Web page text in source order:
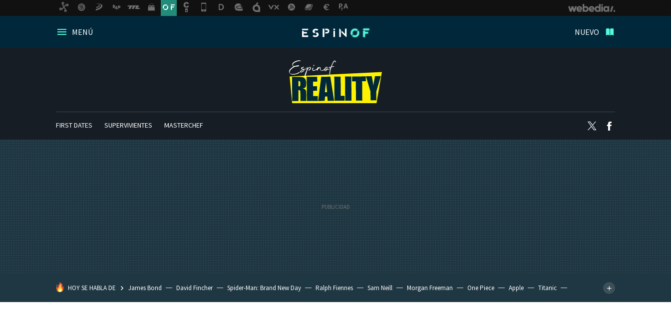
MENÚ NUEVO
FIRST DATES SUPERVIVIENTES MASTERCHEF Twitter
HOY SE HABLA DE James Bond David Fincher Spider-Man: Brand New Day Ralph Fiennes Sam Neill Morgan Freeman One Piece Apple
Titanic